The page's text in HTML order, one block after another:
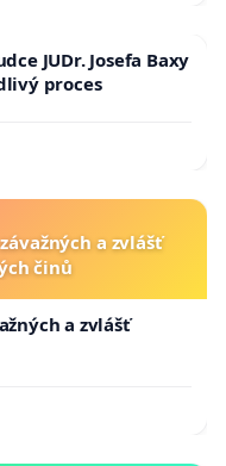
JUDr. Josefa Baxy
proces
a zvlášť
činů
a zvlášť